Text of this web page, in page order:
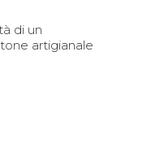
di un
artigianale